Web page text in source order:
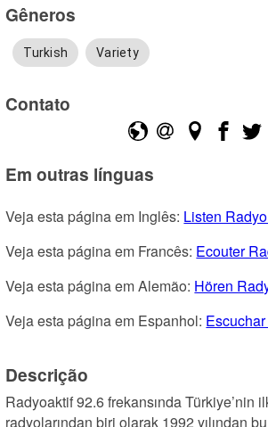
Gêneros
Turkish Variety
Contato
Em outras línguas
Veja esta página em Inglês: Listen
Veja esta página em Francês: Ecouter
Veja esta página em Alemão: Hören
Veja esta página em Espanhol:
Descrição
Radyoaktif 92.6 frekansında Türkiye’nin
radyolarından biri olarak 1992 yılından